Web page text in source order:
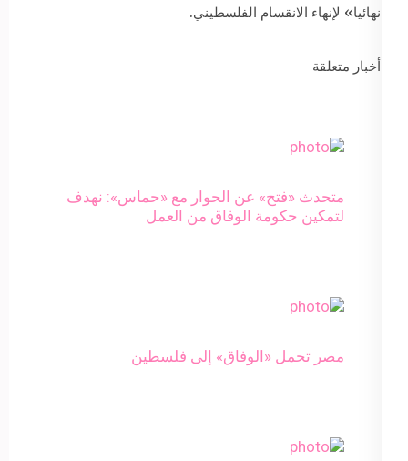
نهائيا» لإنهاء الانقسام الفلسطيني.
أخبار متعلقة
متحدث «فتح» عن الحوار مع «حماس»: نهدف
لتمكين حكومة الوفاق من العمل
مصر تحمل «الوفاق» إلى فلسطين